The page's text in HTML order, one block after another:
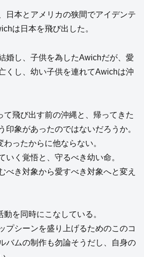
日本とアメリカの狭間でアイデンテ
は日本を飛び出した。
婚し、子供を為したAwichだが、愛
くし、幼い子供を連れてAwichは沖
て飛び出す前の沖縄と、帰ってきた
印象があったのではないだろうか。
ったからに他ならない。
いく覚悟と、守るべき幼い命。
べき対象から愛すべき対象へと変え
を同時にこなしている。
プシーンを盛り上げるためのこのコ
バムの制作も勿論そうだし、自身の